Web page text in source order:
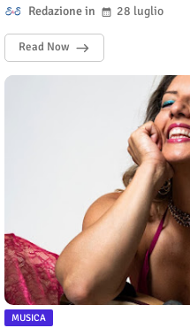
Redazione 28 luglio
Read Now
MUSICA